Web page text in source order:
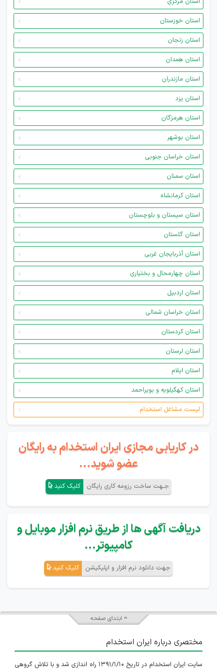
استان خوزستان
استان زنجان
استان همدان
استان مازندران
استان یزد
استان هرمزگان
استان بوشهر
استان خراسان جنوبی
استان سمنان
استان کرمانشاه
استان سیستان و بلوچستان
استان گلستان
استان آذربایجان غربی
استان چهارمحال و بختیاری
استان اردبیل
استان خراسان شمالی
استان کردستان
استان لرستان
استان ایلام
استان کهگیلویه و بویراحمد
لیست مشاغل استخدام
در کاریابی مجازی ایران استخدام به رایگان
عضو شوید...
جـهت ساخت رزومه کاری رایگان کلیک کنید
دریافت آگهی ها از طریق نرم افزار موبایل و
کامپیوتر...
جهت دانلود نرم افزار و اپلیکیشن کلیک کنید
ابتدای صفحه
مختصری درباره ایران استخدام
سایت ایران استخدام در تاریخ ۱۳۹۱/۱/۱۰ راه اندازی شد و با تلاش گروهی